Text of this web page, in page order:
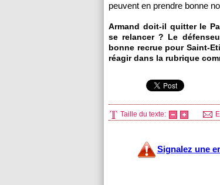
peuvent en prendre bonne
Armand doit-il quitter le
se relancer ? Le
bonne recrue pour Saint-
réagir dans la rubrique
Taille du texte:
Signalez une